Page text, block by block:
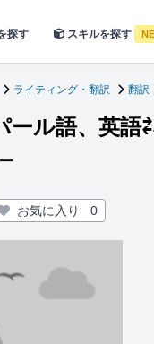
探す スキルを探す
ライティング・翻訳 翻訳
ール語、英語
お気に入り 0